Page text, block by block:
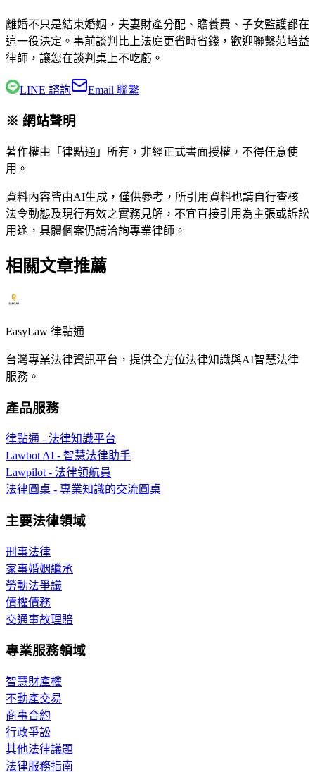
離婚不只是結束婚姻，夫妻財產分配、贍養費、子女監護都在
這一役決定。事前談判比上法庭更省時省錢，歡迎聯繫范培益
律師 ，讓您在談判桌上不吃虧。
LINE 諮詢 Email 聯繫
※ 網站聲明
著作權由「律點通」所有，非經正式書面授權，不得任意使
用。
資料內容皆由AI生成，僅供參考，所引用資料也請自行查核
法令動態及現行有效之實務見解，不宜直接引用為主張或訴訟
用途，具體個案仍請洽詢專業律師。
相關文章推薦
EasyLaw 律點通
台灣專業法律資訊平台，提供全方位法律知識與AI智慧法律
服務。
產品服務
律點通 - 法律知識平台
Lawbot AI - 智慧法律助手
Lawpilot - 法律領航員
法律圓桌 - 專業知識的交流圓桌
主要法律領域
刑事法律
家事婚姻繼承
勞動法爭議
債權債務
交通事故理賠
專業服務領域
智慧財產權
不動產交易
商事合約
行政爭訟
其他法律議題
法律服務指南